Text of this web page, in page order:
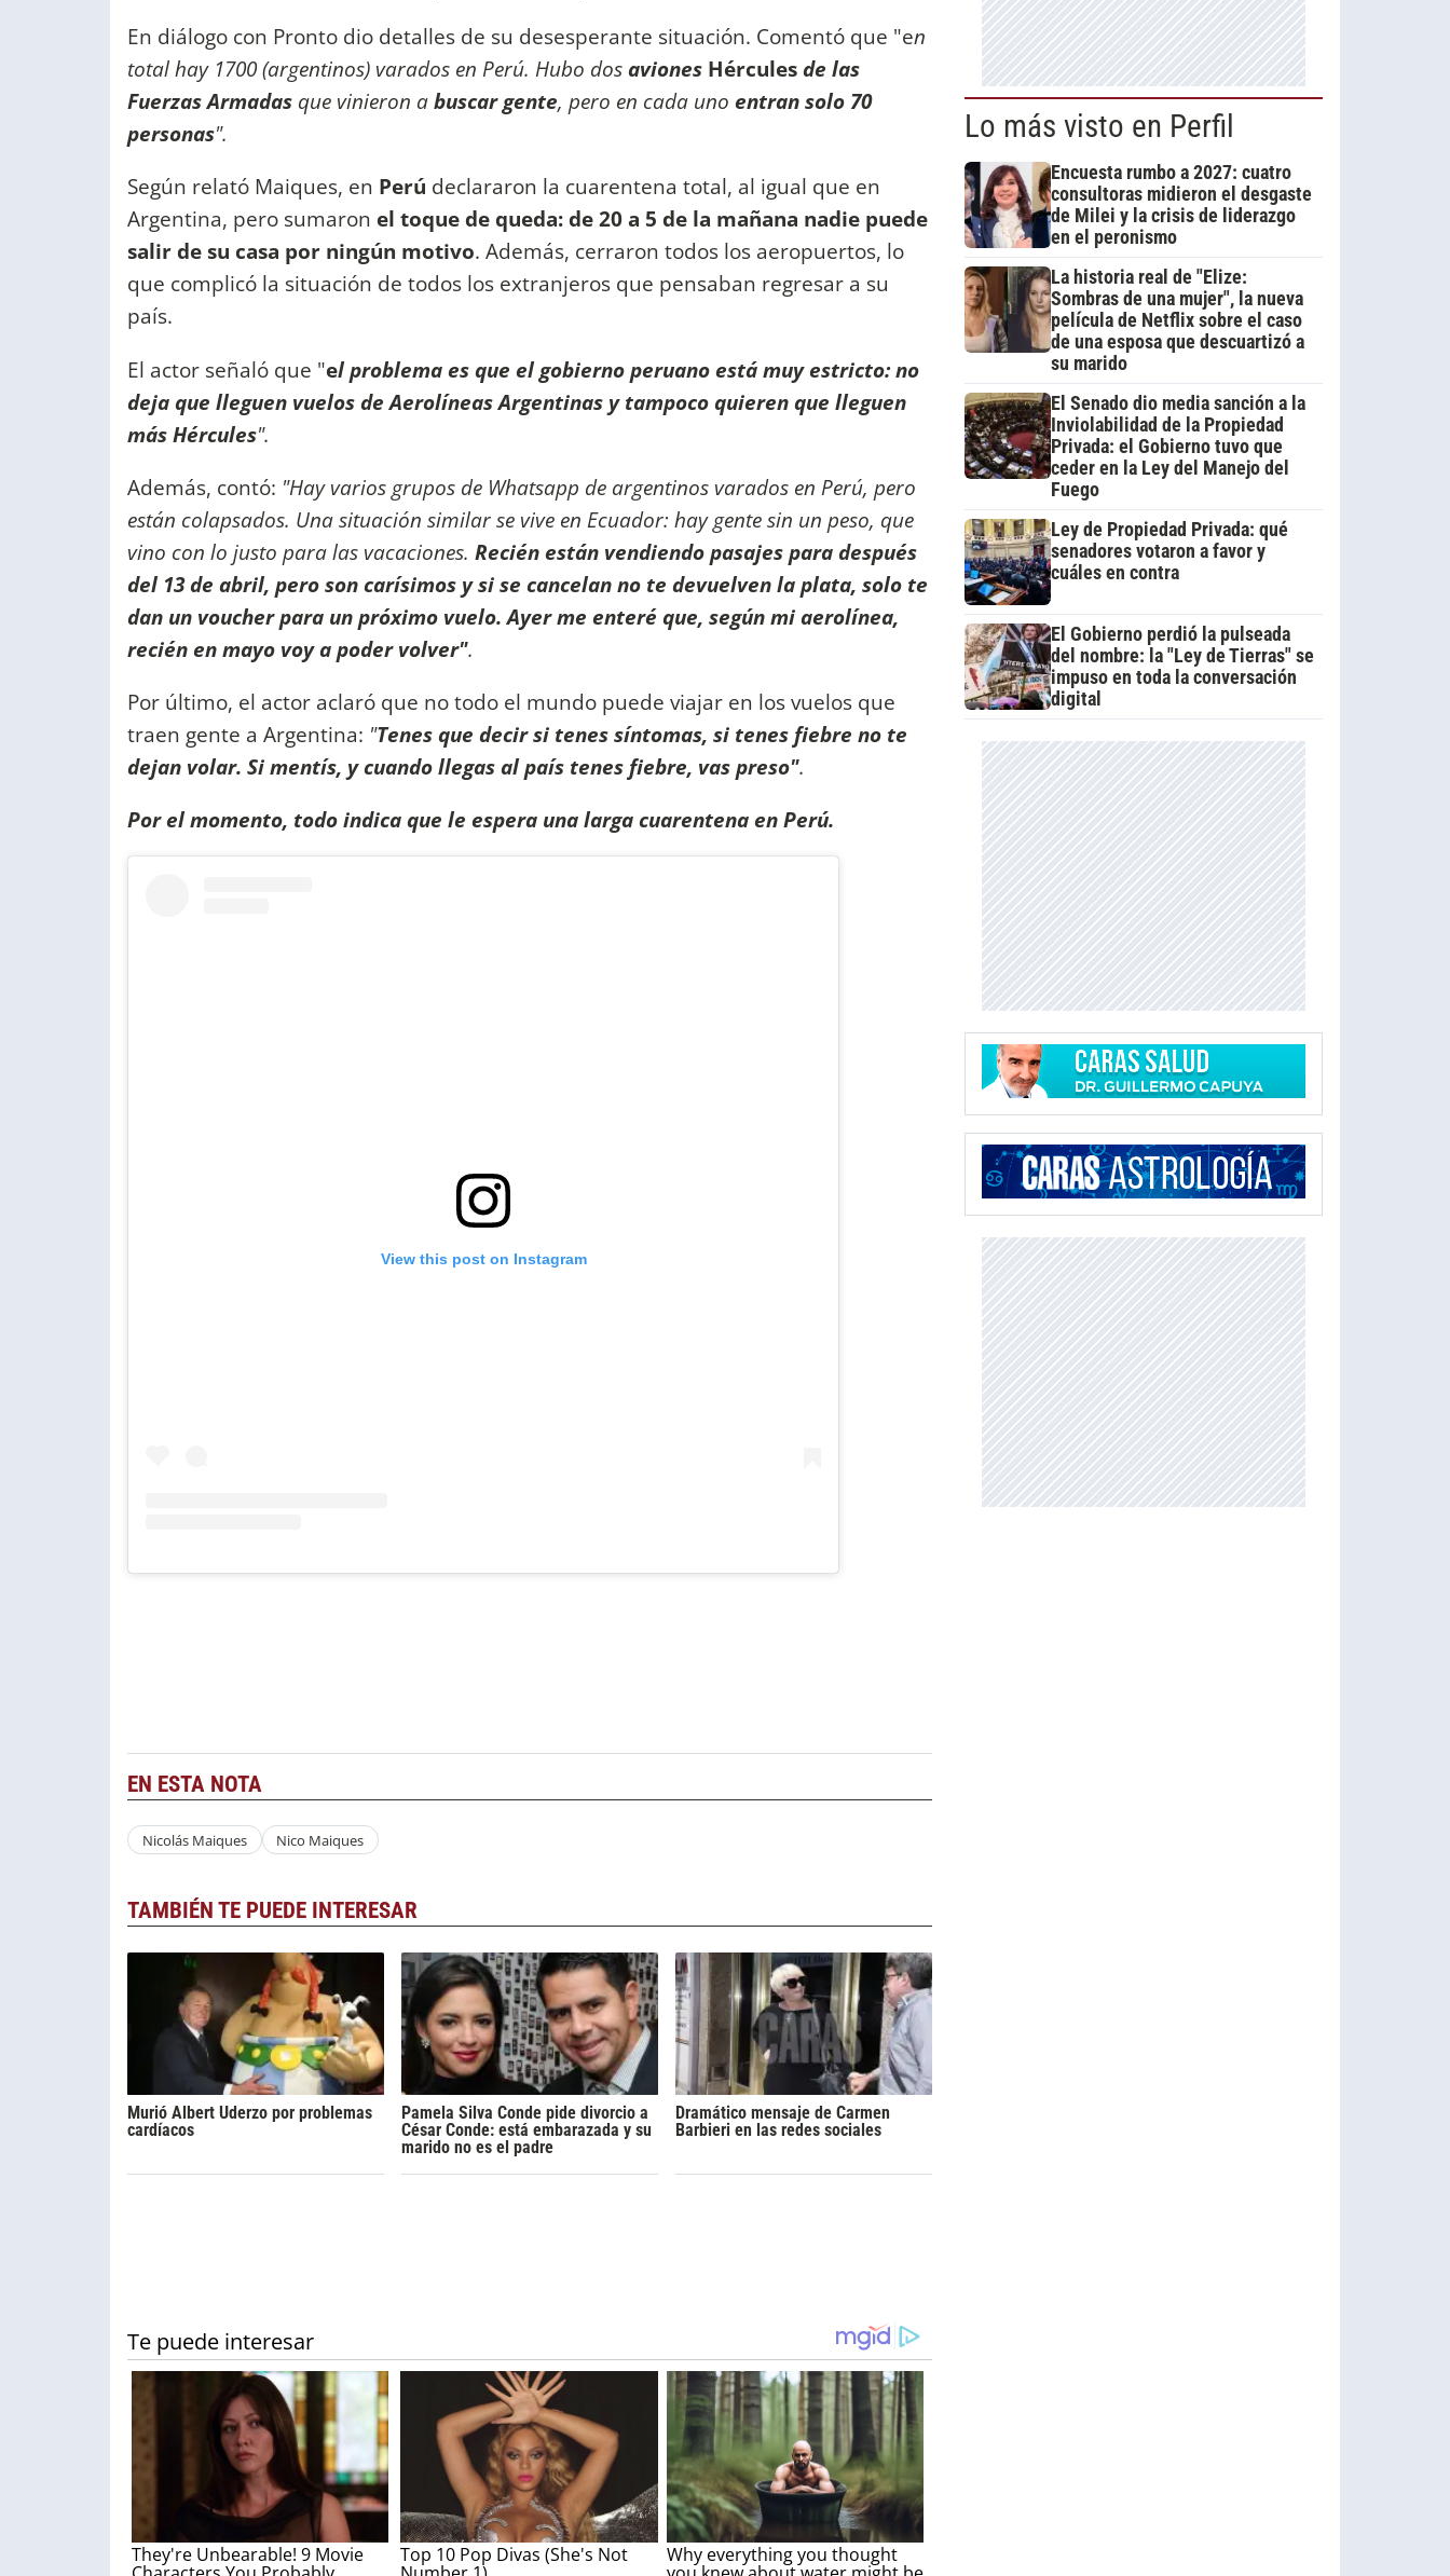
En diálogo con Pronto dio detalles de su desesperante situación. Comentó que "en
total hay 1700 (argentinos) varados en Perú. Hubo dosaviones Hérculesde las
Fuerzas Armadas que vinieron abuscar gente, pero en cada uno entran solo 70
personas".
Según relató Maiques, en Perú declararon la cuarentena total, al igual que en
Argentina, pero sumaron el toque de queda: de 20 a 5 de la mañana nadie puede
salir de su casa por ningún motivo. Además, cerraron todos los aeropuertos, lo
que complicó la situación de todos los extranjeros que pensaban regresar a su
país.
El actor señaló que "el problema es que el gobierno peruano está muy estricto: no
deja que lleguen vuelos de Aerolíneas Argentinas y tampoco quieren que lleguen
más Hércules".
Además, contó: "Hay varios grupos de Whatsapp de argentinos varados en Perú, pero
están colapsados. Una situación similar se vive en Ecuador: hay gente sin un peso, que
vino con lo justo para las vacaciones. Recién están vendiendo pasajes para después
del 13 de abril, pero son carísimos y si se cancelan no te devuelven la plata, solo te
dan un voucher para un próximo vuelo. Ayer me enteré que, según mi aerolínea,
recién en mayo voy a poder volver".
Por último, el actor aclaró que no todo el mundo puede viajar en los vuelos que
traen gente a Argentina: "Tenes que decir si tenes síntomas, si tenes fiebre no te
dejan volar. Si mentís, y cuando llegas al país tenes fiebre, vas preso".
Por el momento, todo indica que le espera una larga cuarentena en Perú.
View this post on Instagram
EN ESTA NOTA
Nicolás Maiques Nico Maiques
TAMBIÉN TE PUEDE INTERESAR
Murió Albert Uderzo por problemas
cardíacos
Pamela Silva Conde pide divorcio a
César Conde: está embarazada y su
marido no es el padre
Dramático mensaje de Carmen
Barbieri en las redes sociales
Lo más visto en Perfil
Encuesta rumbo a 2027: cuatro
consultoras midieron el desgaste
de Milei y la crisis de liderazgo
en el peronismo
La historia real de "Elize:
Sombras de una mujer", la nueva
película de Netflix sobre el caso
de una esposa que descuartizó a
su marido
El Senado dio media sanción a la
Inviolabilidad de la Propiedad
Privada: el Gobierno tuvo que
ceder en la Ley del Manejo del
Fuego
Ley de Propiedad Privada: qué
senadores votaron a favor y
cuáles en contra
El Gobierno perdió la pulseada
del nombre: la "Ley de Tierras" se
impuso en toda la conversación
digital